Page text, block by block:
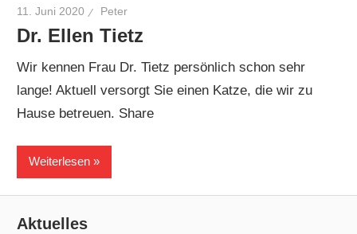
11. Juni 2020 Peter
Dr. Ellen Tietz
Wir kennen Frau Dr. Tietz persönlich schon sehr
lange! Aktuell versorgt Sie einen Katze, die wir zu
Hause betreuen. Share
Weiterlesen
Aktuelles